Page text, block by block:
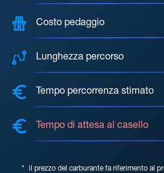
Costo pedaggio
Lunghezza percorso
Tempo percorrenza stimato
Tempo di attesa al casello
* il prezzo del carburante fa riferimento al